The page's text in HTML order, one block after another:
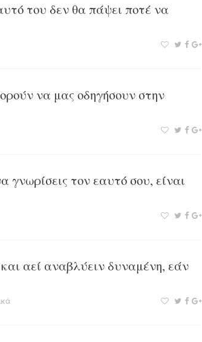
του δεν θα πάψει ποτέ να
να μας οδηγήσουν στην
γνωρίσεις τον εαυτό σου, είναι
αεί αναβλύειν δυναμένη, εάν